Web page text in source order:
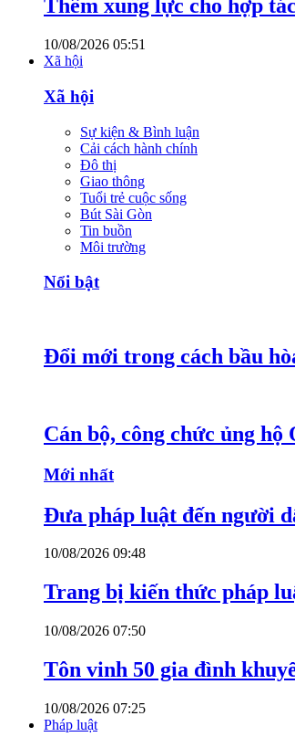
Thêm xung lực cho hợp
10/08/2026 05:51
Xã hội
Xã hội
Sự kiện & Bình luận
Cải cách hành chính
Đô thị
Giao thông
Tuổi trẻ cuộc sống
Bút Sài Gòn
Tin buồn
Môi trường
Nổi bật
Đổi mới trong cách bầu
Cán bộ, công chức ủng
Mới nhất
Đưa pháp luật đến người
10/08/2026 09:48
Trang bị kiến thức pháp
10/08/2026 07:50
Tôn vinh 50 gia đình
10/08/2026 07:25
Pháp luật